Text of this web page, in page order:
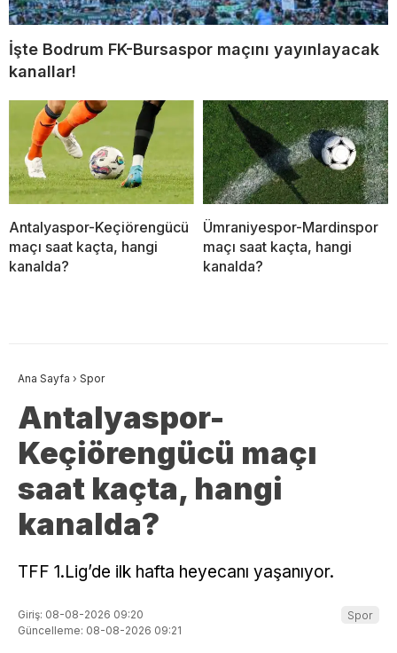
İşte Bodrum FK-Bursaspor maçını yayınlayacak
kanallar!
Antalyaspor-Keçiörengücü
maçı saat kaçta, hangi
kanalda?
Ümraniyespor-Mardinspor
maçı saat kaçta, hangi
kanalda?
Ana Sayfa › Spor
Antalyaspor-
Keçiörengücü maçı
saat kaçta, hangi
kanalda?
TFF 1.Lig’de ilk hafta heyecanı yaşanıyor.
Giriş: 08-08-2026 09:20
Güncelleme: 08-08-2026 09:21
Spor